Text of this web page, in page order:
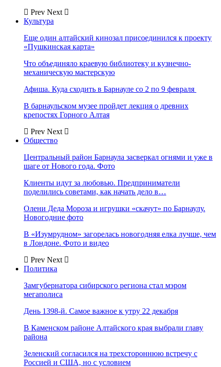
Prev Next
Культура
Еще один алтайский кинозал присоединился к проекту
«Пушкинская карта»
Что объединяло краевую библиотеку и кузнечно-
механическую мастерскую
Афиша. Куда сходить в Барнауле со 2 по 9 февраля
В барнаульском музее пройдет лекция о древних
крепостях Горного Алтая
Prev Next
Общество
Центральный район Барнаула засверкал огнями и уже в
шаге от Нового года. Фото
Клиенты идут за любовью. Предприниматели
поделились советами, как начать дело в…
Олени Деда Мороза и игрушки «скачут» по Барнаулу.
Новогодние фото
В «Изумрудном» загорелась новогодняя елка лучше, чем
в Лондоне. Фото и видео
Prev Next
Политика
Замгубернатора сибирского региона стал мэром
мегаполиса
День 1398-й. Самое важное к утру 22 декабря
В Каменском районе Алтайского края выбрали главу
района
Зеленский согласился на трехстороннюю встречу с
Россией и США, но с условием